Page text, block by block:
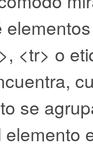
<tr> o
se